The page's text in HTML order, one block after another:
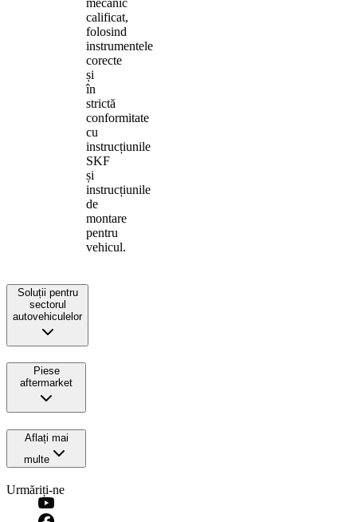
calificat,
folosind
instrumentele
corecte
și
în
strictă
conformitate
cu
instrucțiunile
SKF
și
instrucțiunile
de
montare
pentru
vehicul.
Soluții pentru
sectorul
autovehiculelor
Piese
aftermarket
Aflați mai
multe
Urmăriți-ne